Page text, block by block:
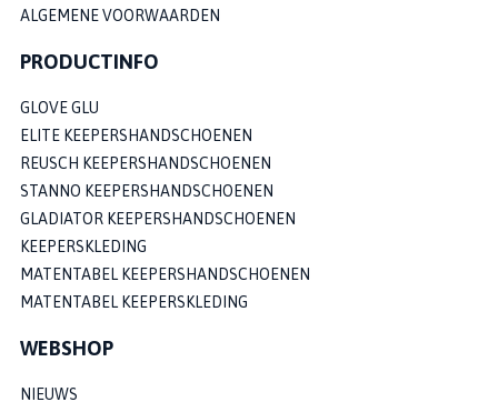
ALGEMENE VOORWAARDEN
PRODUCTINFO
GLOVE GLU
ELITE KEEPERSHANDSCHOENEN
REUSCH KEEPERSHANDSCHOENEN
STANNO KEEPERSHANDSCHOENEN
GLADIATOR KEEPERSHANDSCHOENEN
KEEPERSKLEDING
MATENTABEL KEEPERSHANDSCHOENEN
MATENTABEL KEEPERSKLEDING
WEBSHOP
NIEUWS